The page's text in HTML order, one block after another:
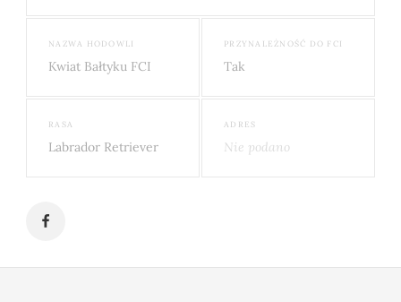
NAZWA HODOWLI
Kwiat Bałtyku FCI
PRZYNALEŻNOŚĆ DO FCI
Tak
RASA
Labrador Retriever
ADRES
Nie podano